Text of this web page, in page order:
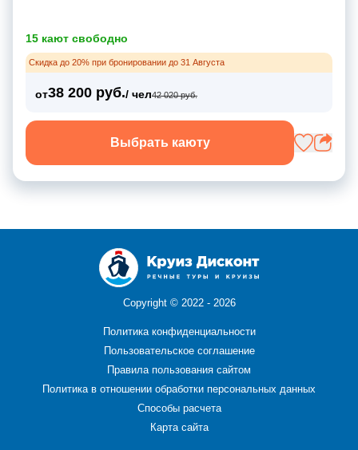
15 кают свободно
Скидка до 20% при бронировании до 31 Августа
от38 200 руб./ чел42 020 руб.
Выбрать каюту
Copyright © 2022 - 2026
Политика конфиденциальности
Пользовательское соглашение
Правила пользования сайтом
Политика в отношении обработки персональных данных
Способы расчета
Карта сайта